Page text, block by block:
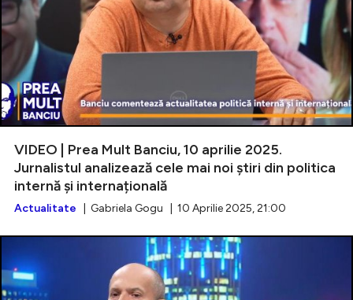
VIDEO | Prea Mult Banciu, 10 aprilie 2025.
Jurnalistul analizează cele mai noi știri din politica
internă și internațională
Actualitate | Gabriela Gogu | 10 Aprilie 2025, 21:00